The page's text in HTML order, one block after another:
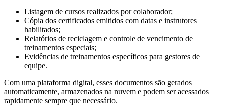
Listagem de cursos realizados por colaborador;
Cópia dos certificados emitidos com datas e instrutores
habilitados;
Relatórios de reciclagem e controle de vencimento de
treinamentos especiais;
Evidências de treinamentos específicos para gestores de
equipe.
Com uma plataforma digital, esses documentos são gerados
automaticamente, armazenados na nuvem e podem ser acessados
rapidamente sempre que necessário.